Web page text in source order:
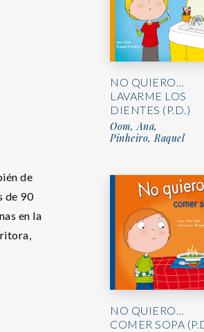
de
de 90
en la
NO QUIERO…
LAVARME LOS
DIENTES (P.D.)
Oom, Ana,
Pinheiro, Raquel
NO QUIERO…
COMER SOPA